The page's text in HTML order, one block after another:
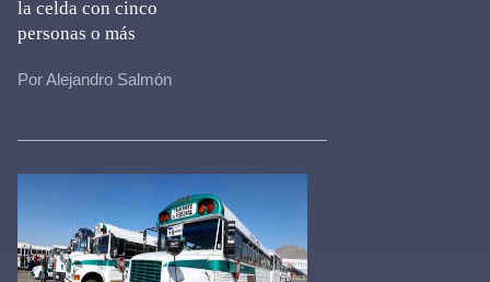
la celda con cinco
personas o más
Por Alejandro Salmón